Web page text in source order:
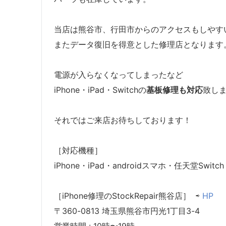
当店は熊谷市、行田市からのアクセスもしやす
またデータ復旧を得意とした修理店となります。
電源が入らなくなってしまったなど
iPhone・iPad・Switchの基板修理も対応致しま
それではご来店お待ちしております！
［対応機種］
iPhone・iPad・androidスマホ・任天堂Switch
［iPhone修理のStockRepair熊谷店］ ⇨ HP
〒360-0813 埼玉県熊谷市円光1丁目3-4